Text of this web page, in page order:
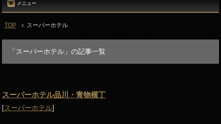
メニュー
TOP スーパーホテル
「スーパーホテル」の記事一覧
スーパーホテル品川・青物横丁
[スーパーホテル]